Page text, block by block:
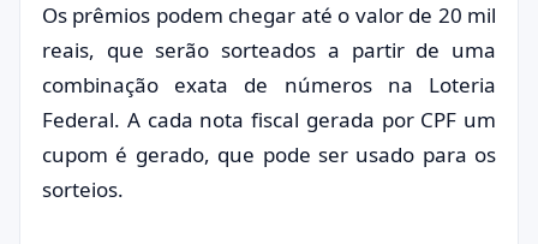
Os prêmios podem chegar até o valor de 20 mil
reais, que serão sorteados a partir de uma
combinação exata de números na Loteria
Federal. A cada nota fiscal gerada por CPF um
cupom é gerado, que pode ser usado para os
sorteios.